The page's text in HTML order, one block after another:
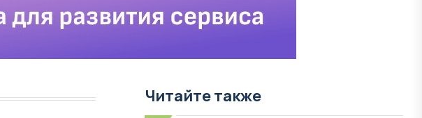
Читайте также